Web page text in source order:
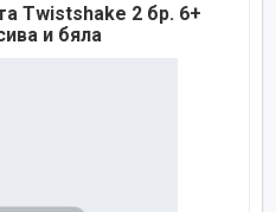
Twistshake 2 бр. 6+
и бяла